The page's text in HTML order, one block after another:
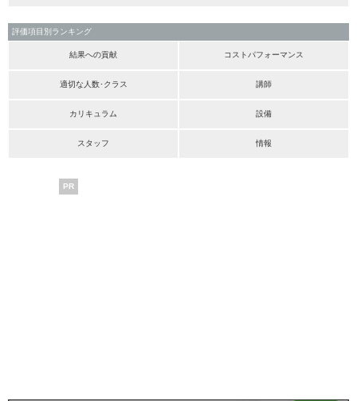
評価項目別ランキング
結果への貢献 コストパフォーマンス
適切な人数･クラス 講師
カリキュラム 設備
スタッフ 情報
PR